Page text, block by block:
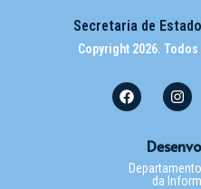
Secretaria de
Copyright 2026.
da